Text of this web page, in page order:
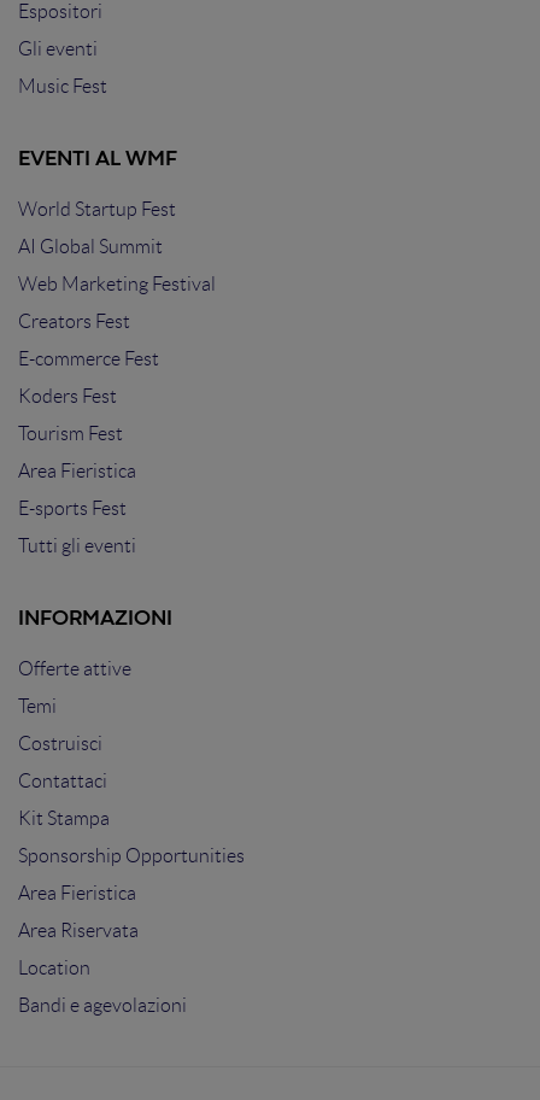
Espositori
Gli eventi
Music Fest
EVENTI AL WMF
World Startup Fest
AI Global Summit
Web Marketing Festival
Creators Fest
E-commerce Fest
Koders Fest
Tourism Fest
Area Fieristica
E-sports Fest
Tutti gli eventi
INFORMAZIONI
Offerte attive
Temi
Costruisci
Contattaci
Kit Stampa
Sponsorship Opportunities
Area Fieristica
Area Riservata
Location
Bandi e agevolazioni